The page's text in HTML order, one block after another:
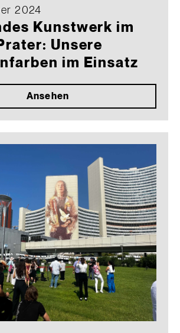
2024
Kunstwerk im
Unsere
im Einsatz
Ansehen